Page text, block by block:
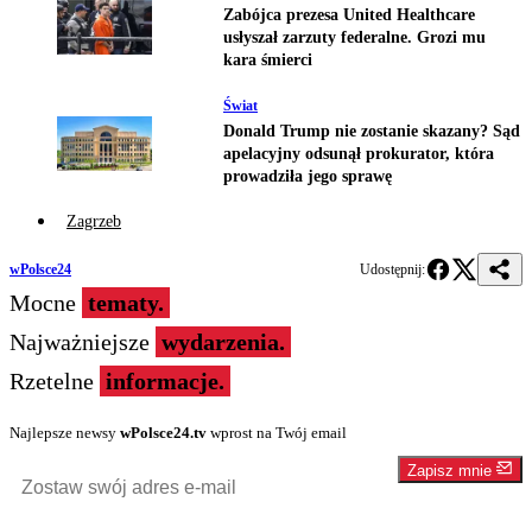
Zabójca prezesa United Healthcare
usłyszał zarzuty federalne. Grozi mu
kara śmierci
Świat
Donald Trump nie zostanie skazany? Sąd
apelacyjny odsunął prokurator, która
prowadziła jego sprawę
Zagrzeb
wPolsce24 Udostępnij:
Mocne tematy.
Najważniejsze wydarzenia.
Rzetelne informacje.
Najlepsze newsy wPolsce24.tv wprost na Twój email
Zapisz mnie